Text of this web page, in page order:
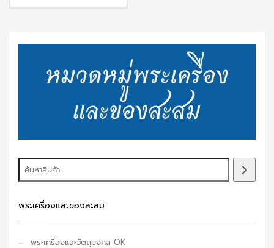
พระเครื่องและของสะสม
พระเครื่องและวัตถุมงคล OK